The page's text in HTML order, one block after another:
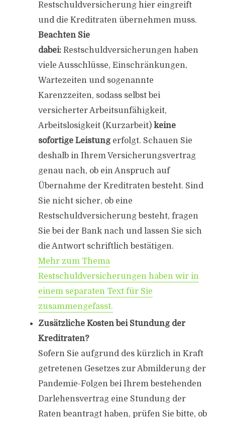
Restschuldversicherung hier eingreift
und die Kreditraten übernehmen muss.
Beachten Sie
dabei:Restschuldversicherungen haben
viele Ausschlüsse, Einschränkungen,
Wartezeiten und sogenannte
Karenzzeiten, sodass selbst bei
versicherter Arbeitsunfähigkeit,
Arbeitslosigkeit (Kurzarbeit) keine
sofortige Leistungerfolgt. Schauen Sie
deshalb in Ihrem Versicherungsvertrag
genau nach, ob ein Anspruch auf
Übernahme der Kreditraten besteht. Sind
Sie nicht sicher, ob eine
Restschuldversicherung besteht, fragen
Sie bei der Bank nach und lassen Sie sich
die Antwort schriftlich bestätigen.
Mehr zum Thema
Restschuldversicherungen haben wir in
einem separaten Text für Sie
zusammengefasst.
Zusätzliche Kosten bei Stundung der
Kreditraten?
Sofern Sie aufgrund des kürzlich in Kraft
getretenen Gesetzes zur Abmilderung der
Pandemie-Folgen bei Ihrem bestehenden
Darlehensvertrag eine Stundung der
Raten beantragt haben, prüfen Sie bitte, ob